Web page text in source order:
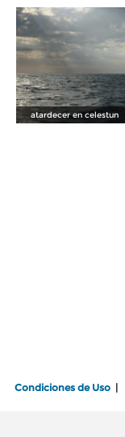
atardecer en celestun
Condiciones de Uso